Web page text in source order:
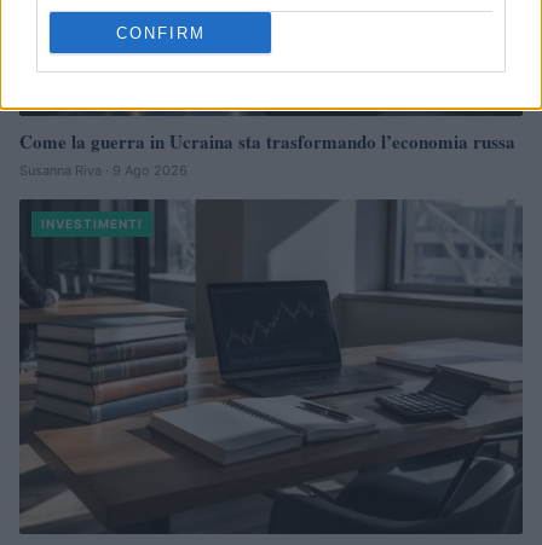
CONFIRM
Come la guerra in Ucraina sta trasformando l’economia russa
Susanna Riva · 9 Ago 2026
INVESTIMENTI